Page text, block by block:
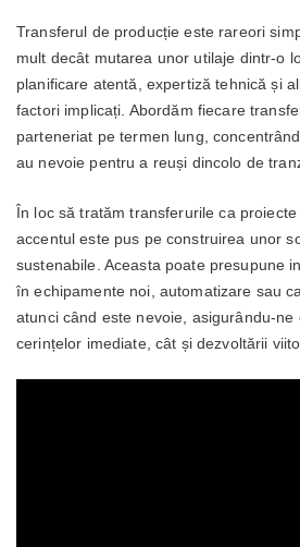
Transferul de producție este rareori
mult decât mutarea unor utilaje dintr-o
planificare atentă, expertiză tehnică și
factori implicați. Abordăm fiecare
parteneriat pe termen lung,
au nevoie pentru a reuși dincolo de
În loc să tratăm transferurile ca proiecte
accentul este pus pe construirea unor
sustenabile. Aceasta poate presupune
în echipamente noi, automatizare sau
atunci când este nevoie, asigurându-
cerințelor imediate, cât și dezvoltării